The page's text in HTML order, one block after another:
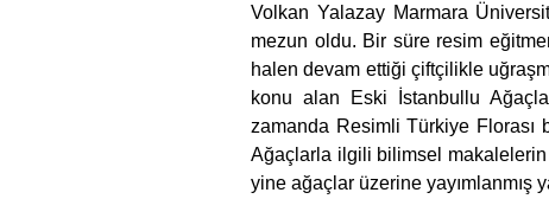
Volkan Yalazay Marmara
mezun oldu. Bir süre resim
halen devam ettiği çiftçilikle
konu alan Eski İstanbullu
zamanda Resimli Türkiye Florası
Ağaçlarla ilgili bilimsel makalelerin
yine ağaçlar üzerine yayımlanmış